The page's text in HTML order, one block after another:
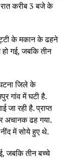
रात करीब 3 बजे के
के मकान के ढहने
गई, जबकि तीन
जिले के
गांव में घटी है.
जा रही है. प्राप्त
अचानक ढह गया.
में सोये हुए थे.
जबकि तीन बच्चे